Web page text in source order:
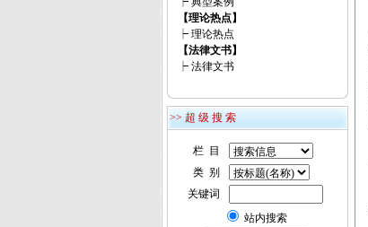
【理论热点】
┝ 理论热点
【法律文书】
┝ 法律文书
>> 超 级 搜 索
栏 目
类 别
关键词
站内搜索